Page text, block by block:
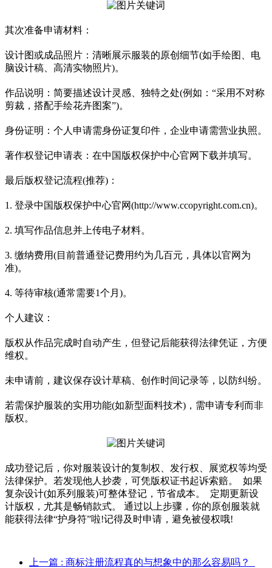
其次准备申请材料：
设计图或成品照片：清晰展示服装的原创细节(如手绘图、电
脑设计稿、高清实物照片)。
作品说明：简要描述设计灵感、独特之处(例如：“采用不对称
剪裁，搭配手绘花卉图案”)。
身份证明：个人申请需身份证复印件，企业申请需营业执照。
著作权登记申请表：在中国版权保护中心官网下载并填写。
最后版权登记流程(推荐)：
1. 登录中国版权保护中心官网(http://www.ccopyright.com.cn)。
2. 填写作品信息并上传电子材料。
3. 缴纳费用(目前普通登记费用约为几百元，具体以官网为
准)。
4. 等待审核(通常需要1个月)。
个人建议：
版权从作品完成时自动产生，但登记后能获得法律凭证，方便
维权。
未申请前，建议保存设计草稿、创作时间记录等，以防纠纷。
若需保护服装的实用功能(如新型面料技术)，需申请专利而非
版权。
成功登记后，你对服装设计的复制权、发行权、展览权等均受
法律保护。若发现他人抄袭，可凭版权证书起诉索赔。 如果
复杂设计(如系列服装)可整体登记，节省成本。 定期更新设
计版权，尤其是畅销款式。 通过以上步骤，你的原创服装就
能获得法律“护身符”啦!记得及时申请，避免被侵权哦!
上一篇 : 商标注册流程真的与想象中的那么容易吗？